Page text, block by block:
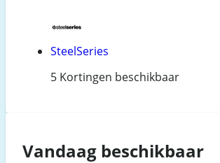
SteelSeries
5 Kortingen beschikbaar
Vandaag beschikbaar